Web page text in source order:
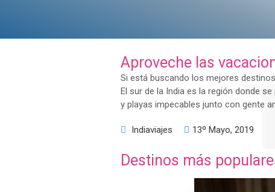
Aproveche las
Si está buscando los mejores
El sur de la India es la región donde
y playas impecables junto con gente
Indiaviajes 13º Mayo, 2019
Destinos más